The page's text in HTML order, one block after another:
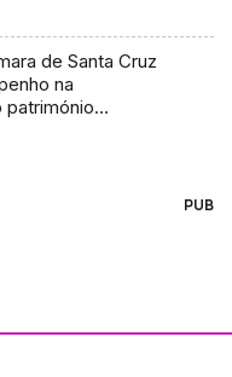
de Santa Cruz
na
património
PUB